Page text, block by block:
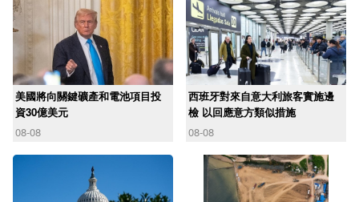
美國將向關鍵礦產和電池項目投
資30億美元
08-08
西班牙對來自意大利旅客實施邊
檢 以回應意方類似措施
08-08